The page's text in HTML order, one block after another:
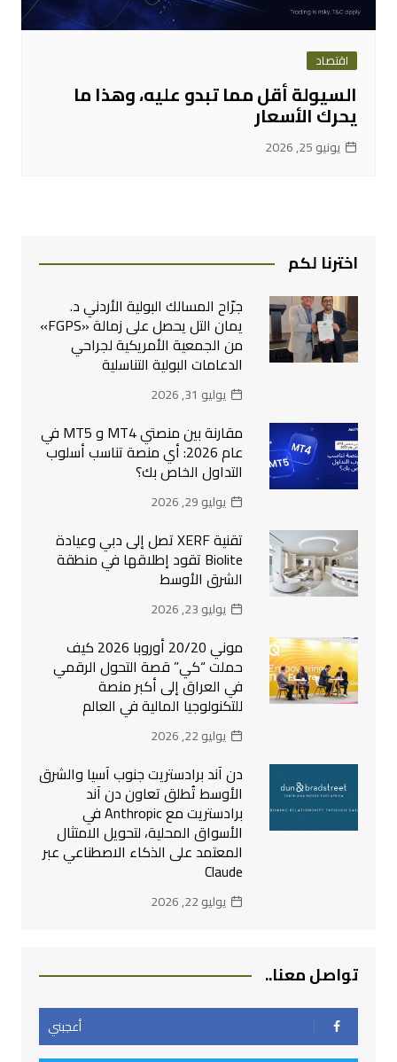
اقتصاد
السيولة أقل مما تبدو عليه، وهذا ما
يحرك الأسعار
يونيو 25, 2026
اخترنا لكم
جرّاح المسالك البولية الأردني د.
يمان التل يحصل على زمالة «FGPS»
من الجمعية الأمريكية لجراحي
الدعامات البولية التناسلية
يوليو 31, 2026
مقارنة بين منصتي MT4 و MT5 في
عام 2026: أي منصة تناسب أسلوب
التداول الخاص بك؟
يوليو 29, 2026
تقنية XERF تصل إلى دبي وعيادة
Biolite تقود إطلاقها في منطقة
الشرق الأوسط
يوليو 23, 2026
موني 20/20 أوروبا 2026 كيف
حملت “كي” قصة التحول الرقمي
في العراق إلى أكبر منصة
للتكنولوجيا المالية في العالم
يوليو 22, 2026
دن آند برادستريت جنوب آسيا والشرق
الأوسط تُطلق تعاون دن آند
برادستريت مع Anthropic في
الأسواق المحلية، لتحويل الامتثال
المعتمد على الذكاء الاصطناعي عبر
Claude
يوليو 22, 2026
تواصل معنا..
أعجبني